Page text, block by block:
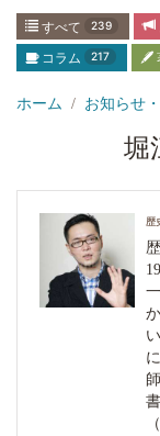
すべて 239
コラム 217
ホーム お知らせ
堀
歴